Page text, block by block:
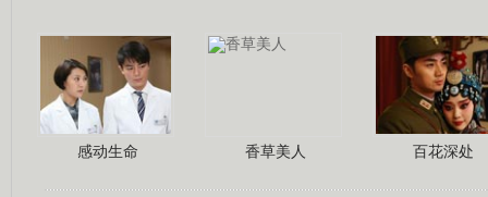
感动生命 香草美人 百花深处